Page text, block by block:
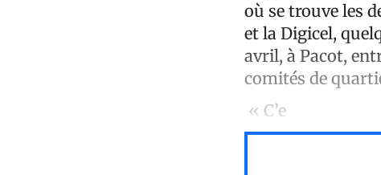
où se trouve les
et la Digicel,
avril, à Pacot,
comités de
« C’e